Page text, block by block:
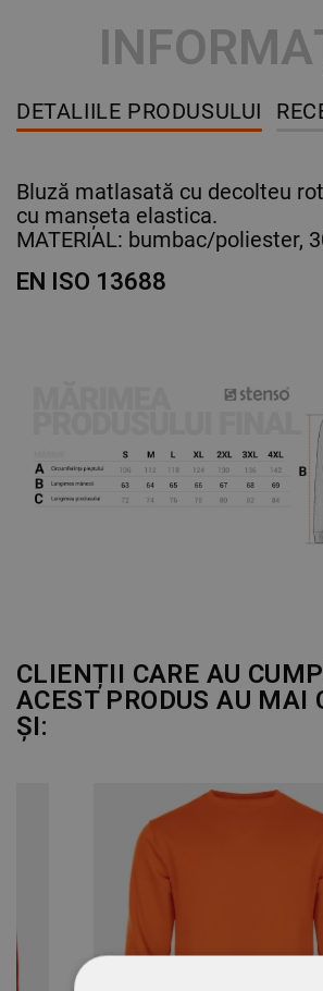
DETALIILE PRODUSULUI
Bluză matlasată cu decolteu
cu manșeta elastica.
MATERIAL: bumbac/poliester,
EN ISO 13688
CLIENȚII CARE AU
ACEST PRODUS AU MAI
ȘI: